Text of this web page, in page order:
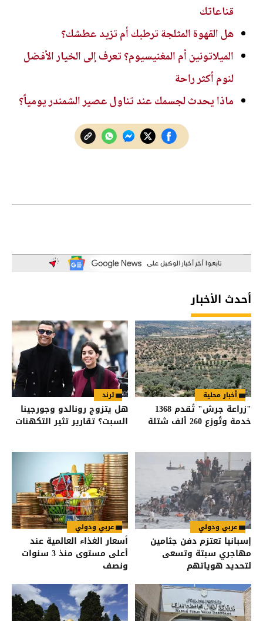
قناعاتك
هل القهوة المثلجة ترطبك أم تزيد عطشك؟
الميلاتونين أم المغنيسيوم؟ تعرف إلى الخيار الأفضل
لنوم أكثر راحة
ماذا يحدث لجسمك عند تناول عصير الشمندر يومياً؟
أحدث الأخبار
أخبار محلية
"زراعة جرش" تُقدم 1368
خدمة وتُوزع 260 ألف شتلة
ترند
هل يتزوج رونالدو وجورجينا
السبت؟ تقارير تثير التكهنات
عربي ودولي
إسبانيا تعتزم دفن جثامين
مهاجري سبتة وتسعى
لتحديد هوياتهم
عربي ودولي
أسعار الغذاء العالمية عند
أعلى مستوى منذ 3 سنوات
ونصف